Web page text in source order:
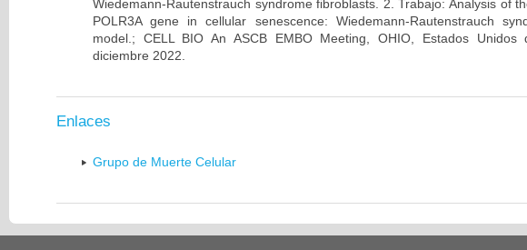
Wiedemann-Rautenstrauch syndrome fibroblasts. 2. Trabajo: Analysis of
POLR3A gene in cellular senescence: Wiedemann-Rautenstrauch
model.; CELL BIO An ASCB EMBO Meeting, OHIO, Estados Unidos
diciembre 2022.
Enlaces
Grupo de Muerte Celular